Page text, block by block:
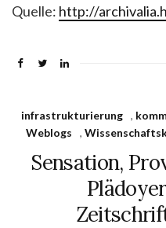
Quelle: http://
infrastrukturierung ,
Weblogs
,
Sensation,